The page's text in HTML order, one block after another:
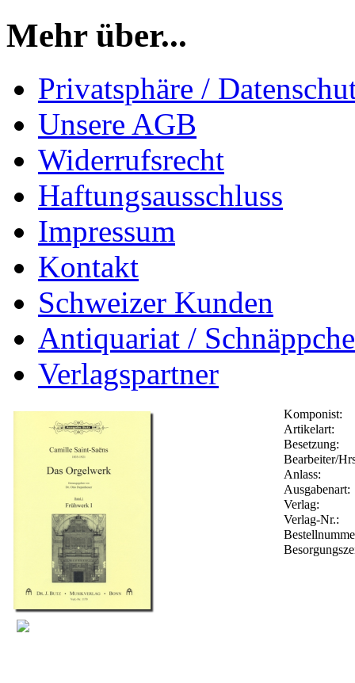
Mehr über...
Privatsphäre /
Unsere AGB
Widerrufsrecht
Haftungsausschluss
Impressum
Kontakt
Schweizer Kunden
Antiquariat /
Verlagspartner
Komponist:
Artikelart:
Besetzung:
Bearbeiter/
Anlass:
Ausgabenart:
Verlag:
Verlag-Nr.: